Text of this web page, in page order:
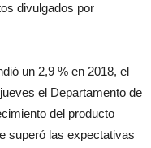
divulgados por
un 2,9 % en 2018, el
el Departamento de
del producto
superó las expectativas